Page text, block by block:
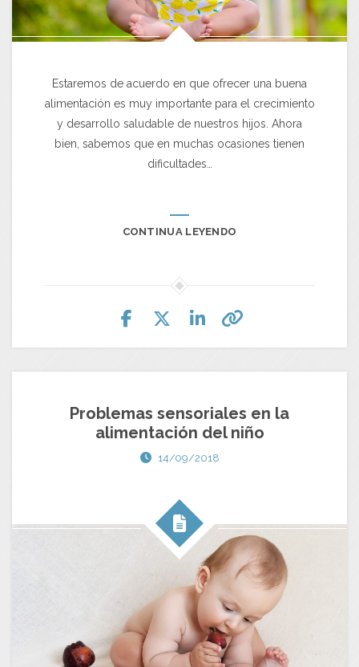
Estaremos de acuerdo en que ofrecer una buena
alimentación es muy importante para el crecimiento
y desarrollo saludable de nuestros hijos. Ahora
bien, sabemos que en muchas ocasiones tienen
dificultades…
CONTINUA LEYENDO
Problemas sensoriales en la
alimentación del niño
14/09/2018